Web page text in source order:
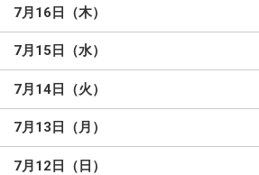
7月16日（木）
7月15日（水）
7月14日（火）
7月13日（月）
7月12日（日）